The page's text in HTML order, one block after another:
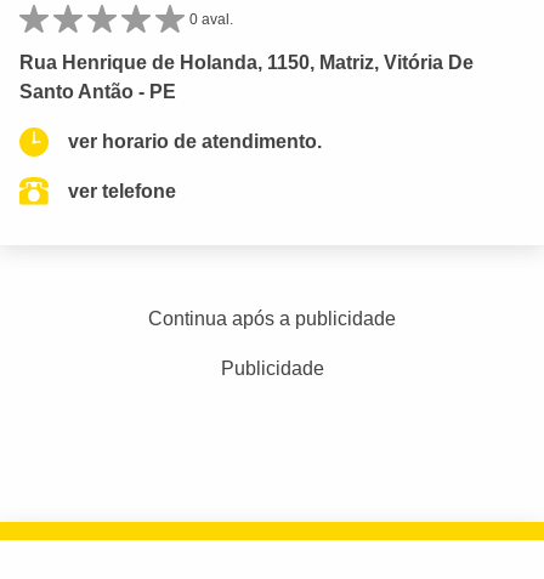
0 aval.
Rua Henrique de Holanda, 1150, Matriz, Vitória De
Santo Antão - PE
ver horario de atendimento.
ver telefone
Continua após a publicidade
Publicidade